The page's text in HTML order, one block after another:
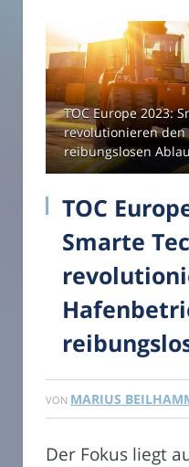
TOC Europe 2023:
revolutionieren
reibungslosen
TOC
Smarte
VON MARIUS
Der Fokus liegt